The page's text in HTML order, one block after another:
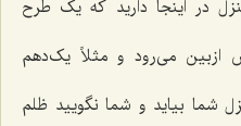
در اینجا دارید که یک طرح
ازبین می‌رود و مثلاً یک‌دهم
شما بیاید و شما نگویید ظلم